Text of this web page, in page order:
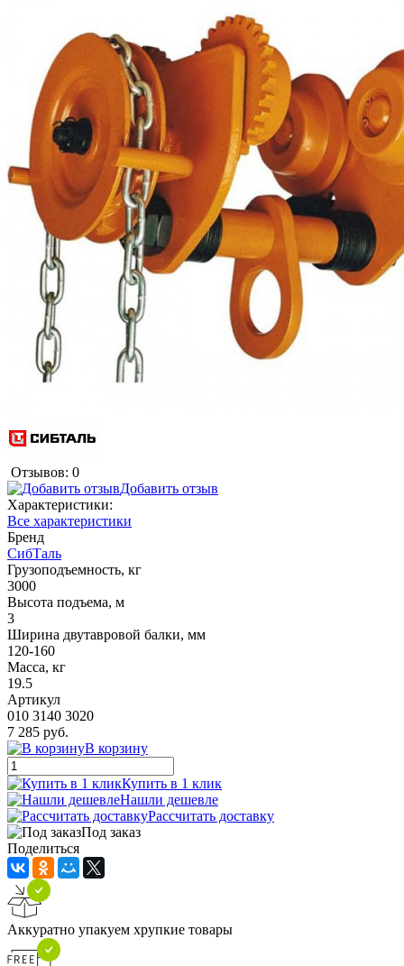
Отзывов: 0
Добавить отзыв
Характеристики:
Все характеристики
Бренд
СибТаль
Грузоподъемность, кг
3000
Высота подъема, м
3
Ширина двутавровой балки, мм
120-160
Масса, кг
19.5
Артикул
010 3140 3020
7 285 руб.
В корзину
Купить в 1 клик
Нашли дешевле
Рассчитать доставку
Под заказ
Поделиться
Аккуратно упакуем хрупкие товары